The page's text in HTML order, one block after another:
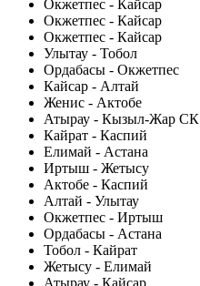
Окжетпес - Кайсар
Окжетпес - Кайсар
Окжетпес - Кайсар
Улытау - Тобол
Ордабасы - Окжетпес
Кайсар - Алтай
Женис - Актобе
Атырау - Кызыл-Жар СК
Кайрат - Каспий
Елимай - Астана
Иртыш - Жетысу
Актобе - Каспий
Алтай - Улытау
Окжетпес - Иртыш
Ордабасы - Астана
Тобол - Кайрат
Жетысу - Елимай